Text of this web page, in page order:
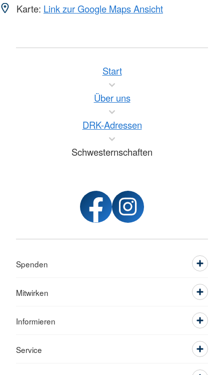
Karte: Link zur Google Maps Ansicht
Start
Über uns
DRK-Adressen
Schwesternschaften
Spenden
Mitwirken
Informieren
Service